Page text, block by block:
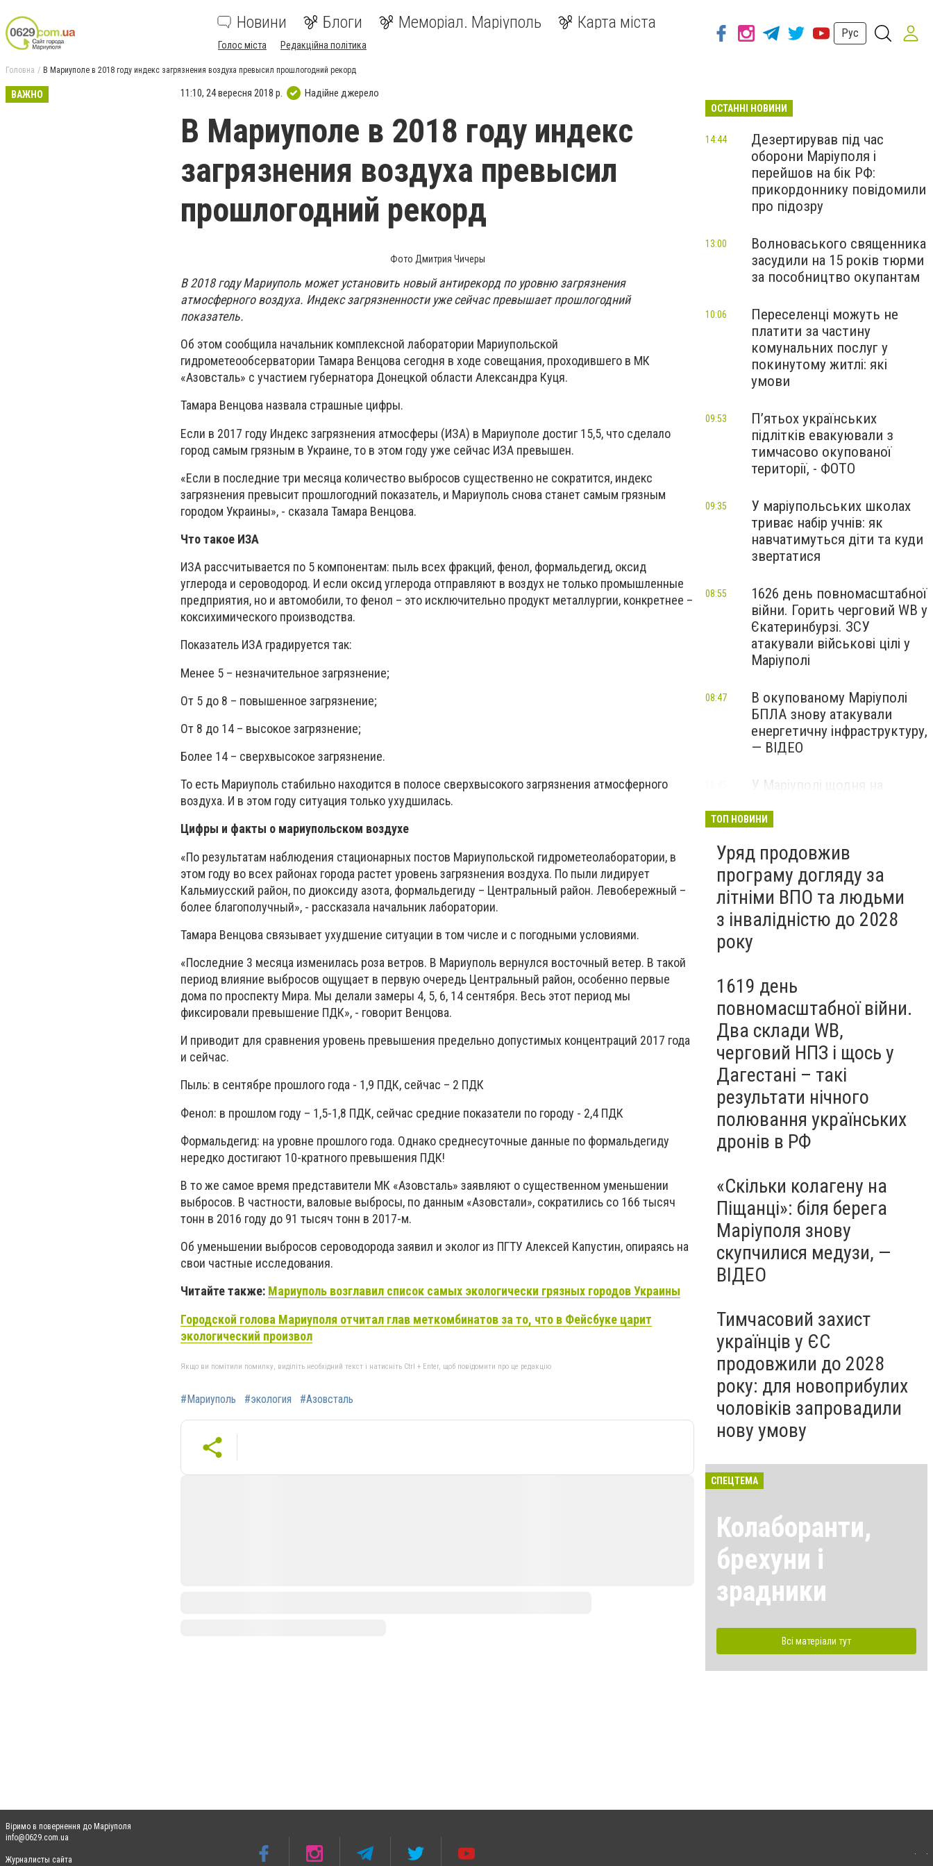
Новини Блоги Меморіал. Маріуполь Карта міста
Голос міста Редакційна політика
Рус
Головна В Мариуполе в 2018 году индекс загрязнения воздуха превысил прошлогодний рекорд
ВАЖНО 11:10, 24 вересня 2018 р. Надійне джерело
В Мариуполе в 2018 году индекс
загрязнения воздуха превысил
прошлогодний рекорд
Фото Дмитрия Чичеры
В 2018 году Мариуполь может установить новый антирекорд по уровню загрязнения
атмосферного воздуха. Индекс загрязненности уже сейчас превышает прошлогодний
показатель.
Об этом сообщила начальник комплексной лаборатории Мариупольской
гидрометеообсерватории Тамара Венцова сегодня в ходе совещания, проходившего в МК
«Азовсталь» с участием губернатора Донецкой области Александра Куця.
Тамара Венцова назвала страшные цифры.
Если в 2017 году Индекс загрязнения атмосферы (ИЗА) в Мариуполе достиг 15,5, что сделало
город самым грязным в Украине, то в этом году уже сейчас ИЗА превышен.
«Если в последние три месяца количество выбросов существенно не сократится, индекс
загрязнения превысит прошлогодний показатель, и Мариуполь снова станет самым грязным
городом Украины», - сказала Тамара Венцова.
Что такое ИЗА
ИЗА рассчитывается по 5 компонентам: пыль всех фракций, фенол, формальдегид, оксид
углерода и сероводород. И если оксид углерода отправляют в воздух не только промышленные
предприятия, но и автомобили, то фенол – это исключительно продукт металлургии, конкретнее –
коксихимического производства.
Показатель ИЗА градируется так:
Менее 5 – незначительное загрязнение;
От 5 до 8 – повышенное загрязнение;
От 8 до 14 – высокое загрязнение;
Более 14 – сверхвысокое загрязнение.
То есть Мариуполь стабильно находится в полосе сверхвысокого загрязнения атмосферного
воздуха. И в этом году ситуация только ухудшилась.
Цифры и факты о мариупольском воздухе
«По результатам наблюдения стационарных постов Мариупольской гидрометеолаборатории, в
этом году во всех районах города растет уровень загрязнения воздуха. По пыли лидирует
Кальмиусский район, по диоксиду азота, формальдегиду – Центральный район. Левобережный –
более благополучный», - рассказала начальник лаборатории.
Тамара Венцова связывает ухудшение ситуации в том числе и с погодными условиями.
«Последние 3 месяца изменилась роза ветров. В Мариуполь вернулся восточный ветер. В такой
период влияние выбросов ощущает в первую очередь Центральный район, особенно первые
дома по проспекту Мира. Мы делали замеры 4, 5, 6, 14 сентября. Весь этот период мы
фиксировали превышение ПДК», - говорит Венцова.
И приводит для сравнения уровень превышения предельно допустимых концентраций 2017 года
и сейчас.
Пыль: в сентябре прошлого года - 1,9 ПДК, сейчас – 2 ПДК
Фенол: в прошлом году – 1,5-1,8 ПДК, сейчас средние показатели по городу - 2,4 ПДК
Формальдегид: на уровне прошлого года. Однако среднесуточные данные по формальдегиду
нередко достигают 10-кратного превышения ПДК!
В то же самое время представители МК «Азовсталь» заявляют о существенном уменьшении
выбросов. В частности, валовые выбросы, по данным «Азовстали», сократились со 166 тысяч
тонн в 2016 году до 91 тысяч тонн в 2017-м.
Об уменьшении выбросов сероводорода заявил и эколог из ПГТУ Алексей Капустин, опираясь на
свои частные исследования.
Читайте также: Мариуполь возглавил список самых экологически грязных городов Украины
Городской голова Мариуполя отчитал глав меткомбинатов за то, что в Фейсбуке царит
экологический произвол
Якщо ви помітили помилку, виділіть необхідний текст і натисніть Ctrl + Enter, щоб повідомити про це редакцію
#Мариуполь #экология #Азовсталь
ОСТАННІ НОВИНИ
Дезертирував під час
оборони Маріуполя і
перейшов на бік РФ:
прикордоннику повідомили
про підозру
14:44
Волноваського священника
засудили на 15 років тюрми
за пособництво окупантам
13:00
Переселенці можуть не
платити за частину
комунальних послуг у
покинутому житлі: які
умови
10:06
П’ятьох українських
підлітків евакуювали з
тимчасово окупованої
території, - ФОТО
09:53
У маріупольських школах
триває набір учнів: як
навчатимуться діти та куди
звертатися
09:35
1626 день повномасштабної
війни. Горить черговий WB у
Єкатеринбурзі. ЗСУ
атакували військові цілі у
Маріуполі
08:55
В окупованому Маріуполі
БПЛА знову атакували
енергетичну інфраструктуру,
— ВІДЕО
08:47
У Маріуполі щодня на
відключатимуть світло: це
ТОП НОВИНИ
Уряд продовжив
програму догляду за
літніми ВПО та людьми
з інвалідністю до 2028
року
1619 день
повномасштабної війни.
Два склади WB,
черговий НПЗ і щось у
Дагестані – такі
результати нічного
полювання українських
дронів в РФ
«Скільки колагену на
Піщанці»: біля берега
Маріуполя знову
скупчилися медузи, —
ВІДЕО
Тимчасовий захист
українців у ЄС
продовжили до 2028
року: для новоприбулих
чоловіків запровадили
нову умову
СПЕЦТЕМА
Колаборанти,
брехуни і
зрадники
Всі матеріали тут
Віримо в повернення до Маріуполя
info@0629.com.ua
Журналисты сайта